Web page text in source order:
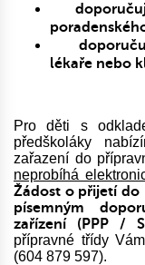
lékaře nebo
Pro děti s
předškoláky
zařazení do
neprobíhá
Žádost o přijetí
písemným
zařízení (PPP /
přípravné třídy
(604 879 597).